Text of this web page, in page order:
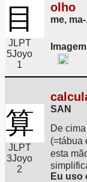
目
JLPT
5Joyo
1
olho
me, ma-,
算
JLPT
3Joyo
2
SAN
De
(=tábua
esta
Eu uso